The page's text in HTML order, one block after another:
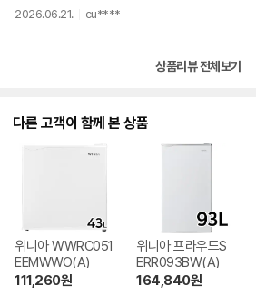
2026.06.21. cu****
상품리뷰 전체보기
다른 고객이 함께 본 상품
위니아 WWRC051
EEMWWO(A)
111,260원
위니아 프라우드S
ERR093BW(A)
164,840원